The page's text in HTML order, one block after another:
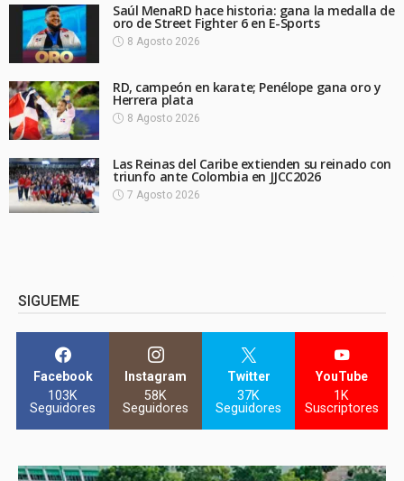
Saúl MenaRD hace historia: gana la medalla de
oro de Street Fighter 6 en E-Sports
8 Agosto 2026
RD, campeón en karate; Penélope gana oro y
Herrera plata
8 Agosto 2026
Las Reinas del Caribe extienden su reinado con
triunfo ante Colombia en JJCC2026
7 Agosto 2026
SIGUEME
Facebook
103K
Seguidores
Instagram
58K
Seguidores
Twitter
37K
Seguidores
YouTube
1K
Suscriptores